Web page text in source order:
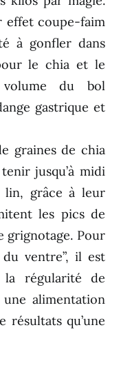
effet coupe-faim
à gonfler dans
le chia et le
du bol
gastrique et
graines de chia
jusqu’à midi
lin, grâce à leur
les pics de
grignotage. Pour
ventre”, il est
régularité de
alimentation
résultats qu’une